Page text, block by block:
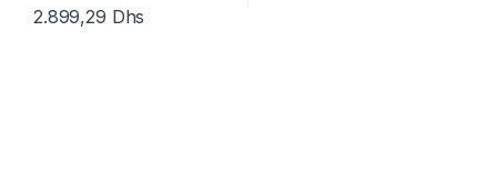
2.899,29 Dhs